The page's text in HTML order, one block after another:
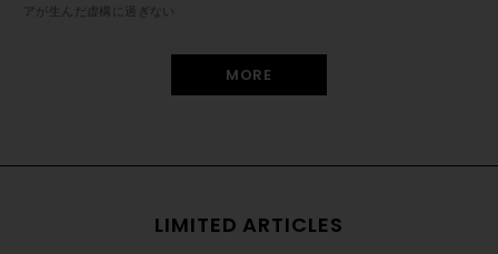
アが生んだ虚構に過ぎない
MORE
LIMITED ARTICLES